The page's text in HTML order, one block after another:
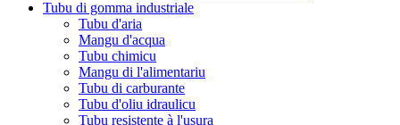
Tubu di gomma industriale
Tubu d'aria
Mangu d'acqua
Tubu chimicu
Mangu di l'alimentariu
Tubu di carburante
Tubu d'oliu idraulicu
Tubu resistente à l'usura